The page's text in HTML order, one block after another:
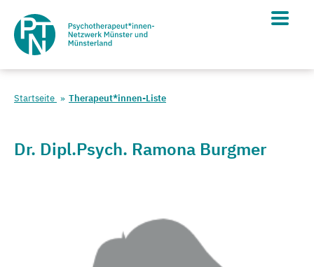
Startseite Therapeut*innen-Liste
Dr. Dipl.Psych. Ramona Burgmer